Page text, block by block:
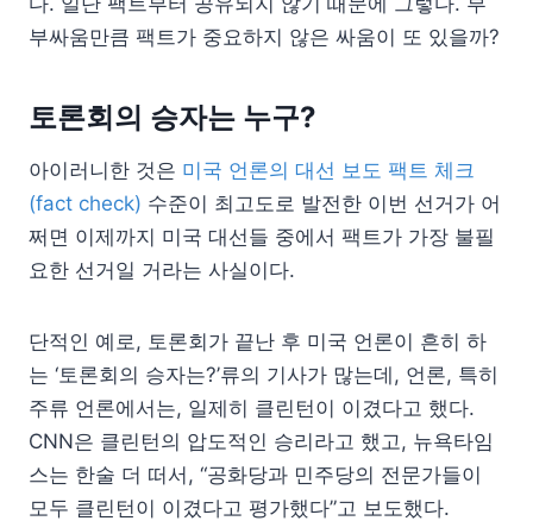
부싸움만큼 팩트가 중요하지 않은 싸움이 또 있을까?
토론회의 승자는 누구?
아이러니한 것은 미국 언론의 대선 보도 팩트 체크
(fact check) 수준이 최고도로 발전한 이번 선거가 어
쩌면 이제까지 미국 대선들 중에서 팩트가 가장 불필
요한 선거일 거라는 사실이다.
단적인 예로, 토론회가 끝난 후 미국 언론이 흔히 하
는 ‘토론회의 승자는?’류의 기사가 많는데, 언론, 특히
주류 언론에서는, 일제히 클린턴이 이겼다고 했다.
CNN은 클린턴의 압도적인 승리라고 했고, 뉴욕타임
스는 한술 더 떠서, “공화당과 민주당의 전문가들이
모두 클린턴이 이겼다고 평가했다”고 보도했다.